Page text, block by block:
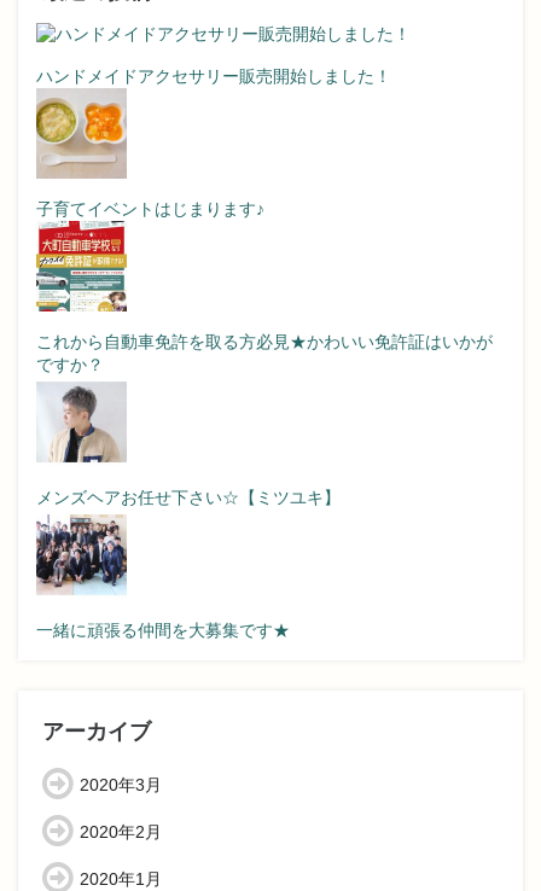
ハンドメイドアクセサリー販売開始しました！
子育てイベントはじまります♪
これから自動車免許を取る方必見★かわいい免許証はいかが
ですか？
メンズヘアお任せ下さい☆【ミツユキ】
一緒に頑張る仲間を大募集です★
アーカイブ
2020年3月
2020年2月
2020年1月